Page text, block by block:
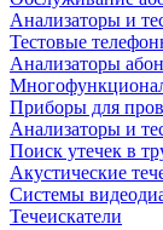
Анализаторы и
Тестовые
Анализаторы
Приборы для
Анализаторы и
Поиск утечек в
Акустические
Системы
Течеискатели